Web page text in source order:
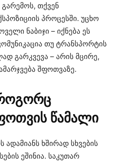
თქვენ
პროცესში. უცხო
ნაბიჯი – იქნება ეს
თუ ტრანსპორტის
გარკვევა – არის მცირე,
შფოთვაზე.
წამალი
ხშირად სხვების
ეშინია. საკუთარ